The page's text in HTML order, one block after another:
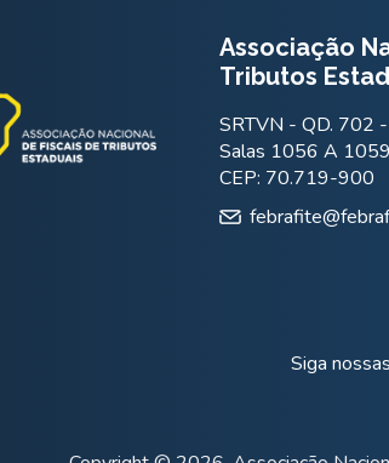
Associação
Tributos
SRTVN - QD. 702
Salas 1056 A
CEP: 70.719-900
Siga